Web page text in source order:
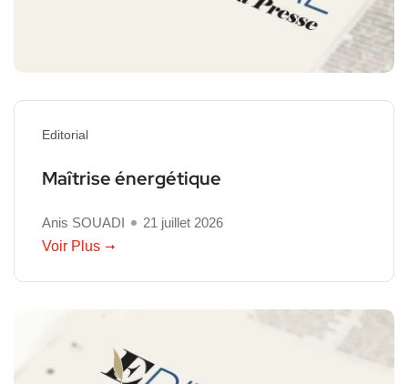
Editorial
Maîtrise énergétique
Anis SOUADI
21 juillet 2026
Voir Plus